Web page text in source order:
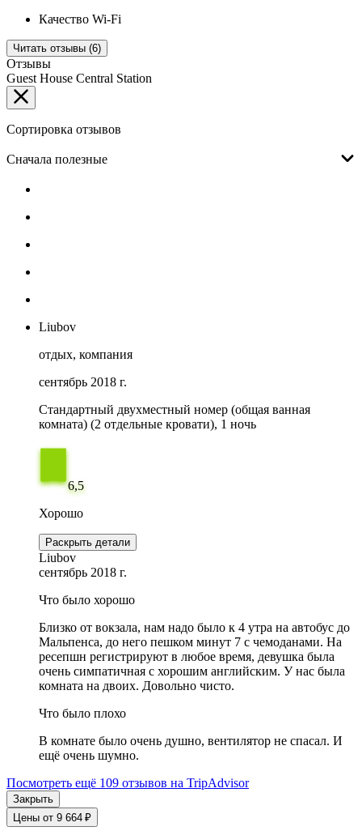
Качество Wi-Fi
Читать отзывы (6)
Отзывы
Guest House Central Station
Сортировка отзывов
Сначала полезные
Liubov
отдых, компания
сентябрь 2018 г.
Стандартный двухместный номер (общая ванная
комната) (2 отдельные кровати), 1 ночь
6,5
Хорошо
Раскрыть детали
Liubov
сентябрь 2018 г.
Что было хорошо
Близко от вокзала, нам надо было к 4 утра на автобус до
Мальпенса, до него пешком минут 7 с чемоданами. На
ресепшн регистрируют в любое время, девушка была
очень симпатичная с хорошим английским. У нас была
комната на двоих. Довольно чисто.
Что было плохо
В комнате было очень душно, вентилятор не спасал. И
ещё очень шумно.
Посмотреть ещё 109 отзывов на TripAdvisor
Закрыть
Цены от 9 664 ₽